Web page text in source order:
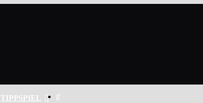
TIPPSPIEL